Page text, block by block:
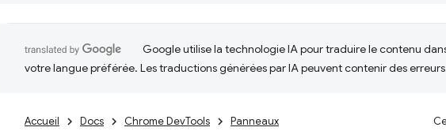
Google utilise la technologie IA pour traduire le contenu
votre langue préférée. Les traductions générées par IA peuvent contenir des
Accueil Docs Chrome DevTools Panneaux